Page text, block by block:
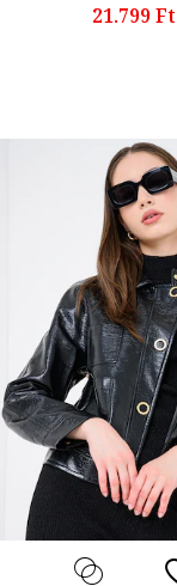
21.799 Ft